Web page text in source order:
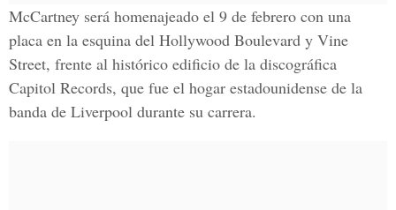
McCartney será homenajeado el 9 de febrero con una
placa en la esquina del Hollywood Boulevard y Vine
Street, frente al histórico edificio de la discográfica
Capitol Records, que fue el hogar estadounidense de la
banda de Liverpool durante su carrera.